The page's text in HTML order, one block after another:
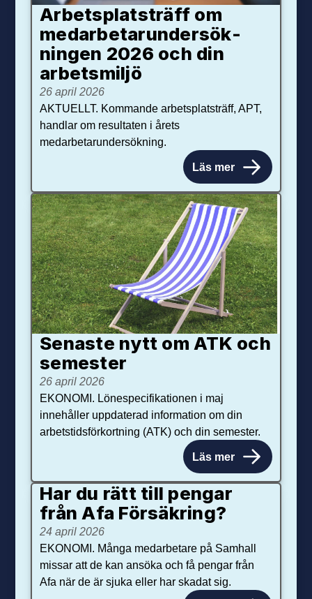
Arbetsplats­träff om
med­arbetar­under­sök­
ningen 2026 och din
arbets­miljö
26 april 2026
AKTUELLT. Kommande arbetsplatsträff, APT,
handlar om resultaten i årets
medarbetarundersökning.
Läs mer
Senaste nytt om ATK och
se­mester
26 april 2026
EKONOMI. Lönespecifikationen i maj
innehåller uppdaterad information om din
arbetstidsförkortning (ATK) och din semester.
Läs mer
Har du rätt till pengar
från Afa Försäkring?
24 april 2026
EKONOMI. Många medarbetare på Samhall
missar att de kan ansöka och få pengar från
Afa när de är sjuka eller har skadat sig.